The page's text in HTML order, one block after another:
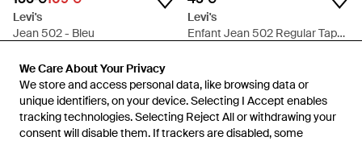
We Care About Your Privacy
We store and access personal data, like browsing data or
unique identifiers, on your device. Selecting I Accept enables
tracking technologies. Selecting Reject All or withdrawing your
consent will disable them. If trackers are disabled, some
We Care About Your Privacy
We store and access personal data, like browsing data or
unique identifiers, on your device. Selecting I Accept enables
tracking technologies. Selecting Reject All or withdrawing your
consent will disable them. If trackers are disabled, some
Levi's
Jean 502 - Bleu
RÉDUCTION
Levi's
Enfant Jean 502 Regular Taper